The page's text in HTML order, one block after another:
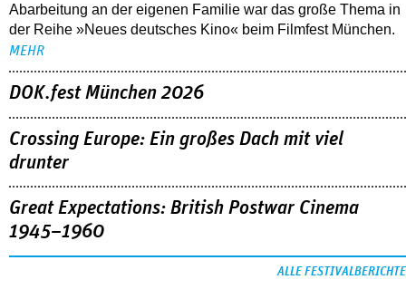
Abarbeitung an der eigenen Familie war das große Thema in
der Reihe »Neues deutsches Kino« beim Filmfest München.
MEHR
DOK.fest München 2026
Crossing Europe: Ein großes Dach mit viel
drunter
Great Expectations: British Postwar Cinema
1945–1960
ALLE FESTIVALBERICHTE